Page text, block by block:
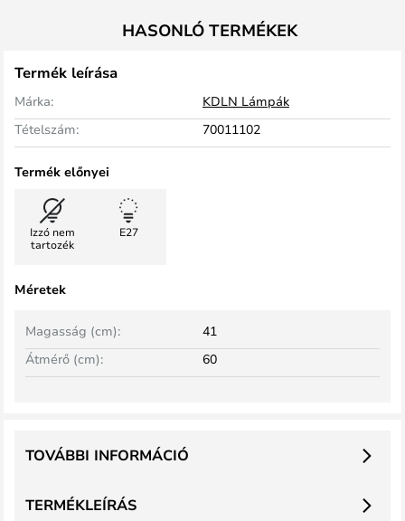
HASONLÓ TERMÉKEK
Termék leírása
Márka:
KDLN Lámpák
Tételszám:
70011102
Termék előnyei
Izzó nem
tartozék
E27
Méretek
Magasság (cm):
41
Átmérő (cm):
60
TERMÉKLEÍRÁS
TOVÁBBI INFORMÁCIÓ